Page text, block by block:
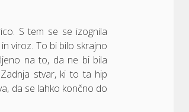
S tem se se izognila
viroz. To bi bilo skrajno
na to, da ne bi bila
stvar, ki to ta hip
da se lahko končno do